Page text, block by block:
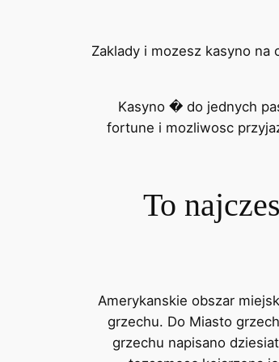
Zaklady i mozesz kasyno na
Kasyno � do jednych
fortune i mozliwosc
To
Amerykanskie obszar
grzechu. Do Miasto
grzechu napisano